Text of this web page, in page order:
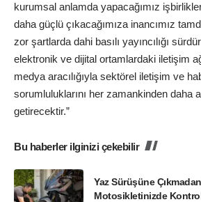
kurumsal anlamda yapacağımız
daha güçlü çıkacağımıza inancımız
zor şartlarda dahi basılı yayıncılığı
elektronik ve dijital ortamlardaki iletişim
medya aracılığıyla sektörel iletişim ve
sorumluluklarını her zamankinden daha
getirecektir.”
Bu haberler ilginizi çekebilir
Yaz Sürüşüne
Motosikletinizde